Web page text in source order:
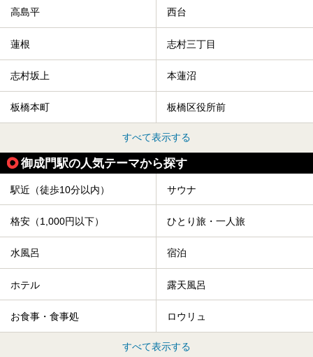
高島平 西台
蓮根 志村三丁目
志村坂上 本蓮沼
板橋本町 板橋区役所前
すべて表示する
御成門駅の人気テーマから探す
駅近（徒歩10分以内） サウナ
格安（1,000円以下） ひとり旅・一人旅
水風呂 宿泊
ホテル 露天風呂
お食事・食事処 ロウリュ
すべて表示する